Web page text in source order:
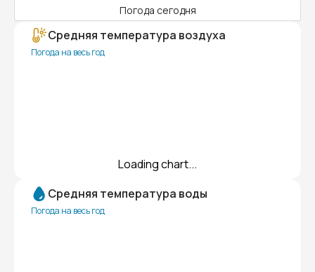
Погода сегодня
Средняя температура воздуха
Погода на весь год
Loading chart...
Средняя температура воды
Погода на весь год